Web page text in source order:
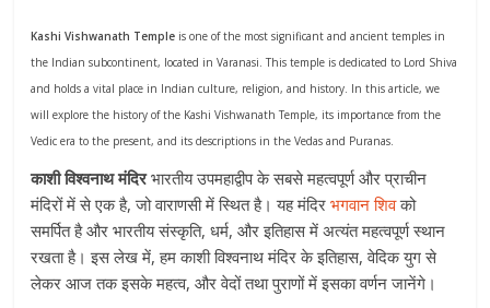
Kashi Vishwanath Temple is one of the most significant and ancient temples in
the Indian subcontinent, located in Varanasi. This temple is dedicated to Lord Shiva
and holds a vital place in Indian culture, religion, and history. In this article, we
will explore the history of the Kashi Vishwanath Temple, its importance from the
Vedic era to the present, and its descriptions in the Vedas and Puranas.
काशी विश्वनाथ मंदिरभारतीय उपमहाद्वीप के सबसे महत्वपूर्ण और प्राचीन
मंदिरों में से एक है, जो वाराणसी में स्थित है। यह मंदिरभगवान शिवको
समर्पित है और भारतीय संस्कृति, धर्म, और इतिहास में अत्यंत महत्वपूर्ण स्थान
रखता है। इस लेख में, हम काशी विश्वनाथ मंदिर के इतिहास, वेदिक युग से
लेकर आज तक इसके महत्व, और वेदों तथा पुराणों में इसका वर्णन जानेंगे।